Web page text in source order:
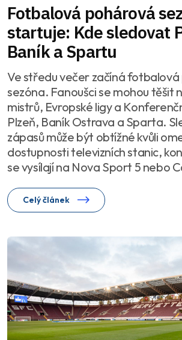
Fotbalová pohárová
startuje: Kde sledovat
Baník a Spartu
Ve středu večer začíná
sezóna. Fanoušci se mohou těšit
mistrů, Evropské ligy a
Plzeň, Baník Ostrava a Sparta.
zápasů může být obtížné kvůli
dostupnosti televizních stanic,
se vysílají na Nova Sport 5 nebo
Celý článek